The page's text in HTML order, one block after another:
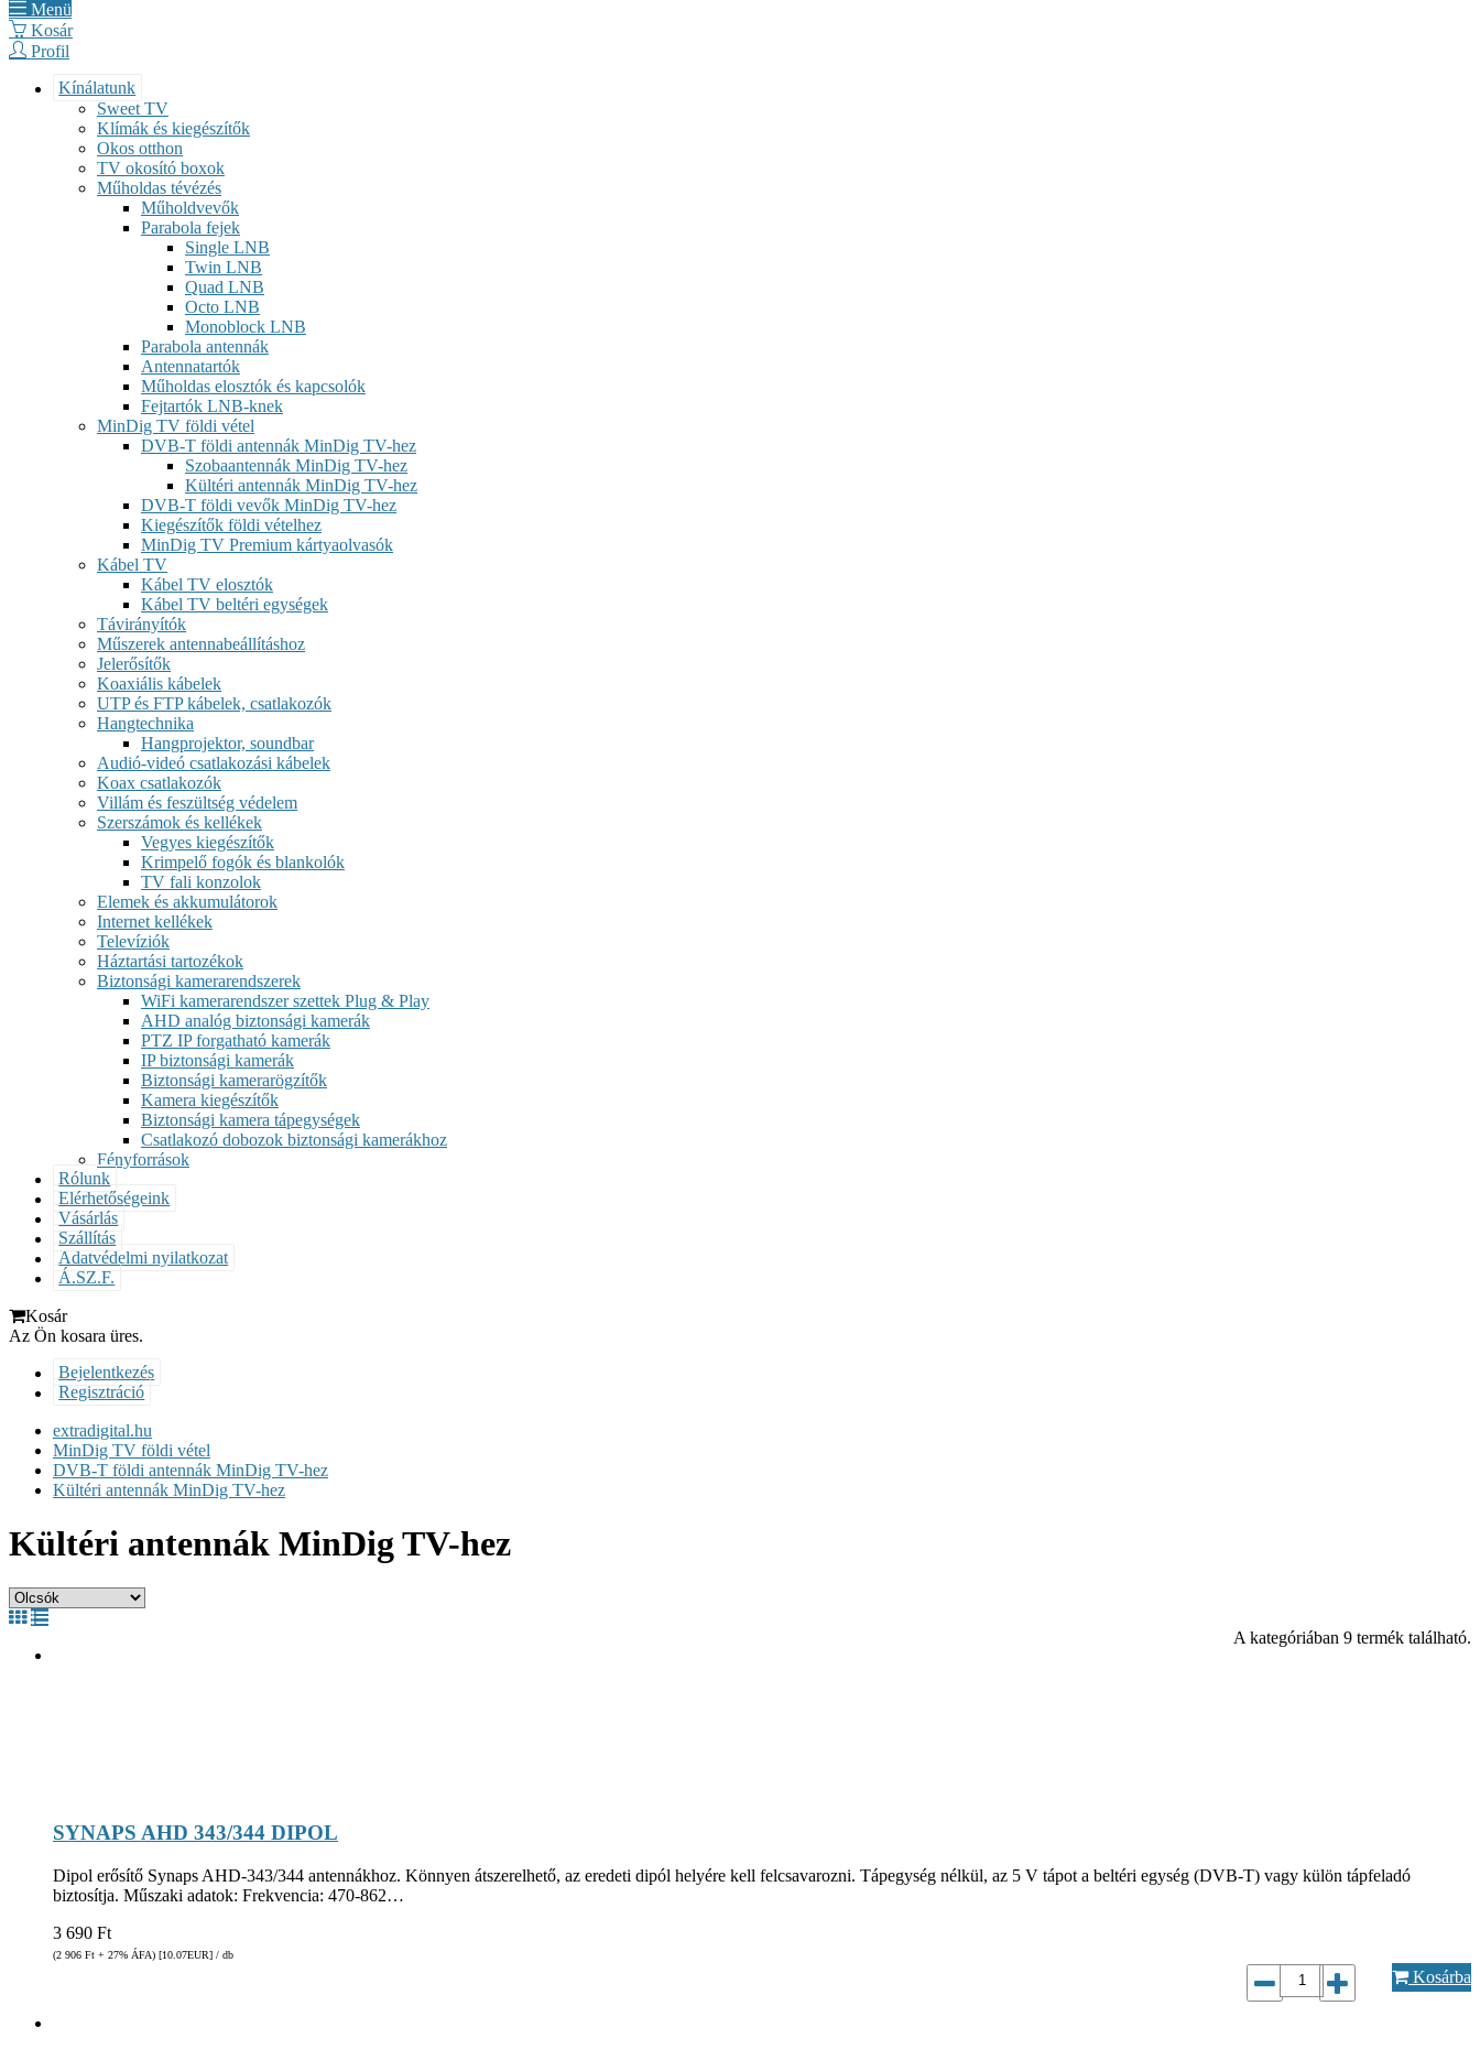
Menü
Kosár
Profil
Kínálatunk
Sweet TV
Klímák és kiegészítők
Okos otthon
TV okosító boxok
Műholdas tévézés
Műholdvevők
Parabola fejek
Single LNB
Twin LNB
Quad LNB
Octo LNB
Monoblock LNB
Parabola antennák
Antennatartók
Műholdas elosztók és kapcsolók
Fejtartók LNB-knek
MinDig TV földi vétel
DVB-T földi antennák MinDig TV-hez
Szobaantennák MinDig TV-hez
Kültéri antennák MinDig TV-hez
DVB-T földi vevők MinDig TV-hez
Kiegészítők földi vételhez
MinDig TV Premium kártyaolvasók
Kábel TV
Kábel TV elosztók
Kábel TV beltéri egységek
Távirányítók
Műszerek antennabeállításhoz
Jelerősítők
Koaxiális kábelek
UTP és FTP kábelek, csatlakozók
Hangtechnika
Hangprojektor, soundbar
Audió-videó csatlakozási kábelek
Koax csatlakozók
Villám és feszültség védelem
Szerszámok és kellékek
Vegyes kiegészítők
Krimpelő fogók és blankolók
TV fali konzolok
Elemek és akkumulátorok
Internet kellékek
Televíziók
Háztartási tartozékok
Biztonsági kamerarendszerek
WiFi kamerarendszer szettek Plug & Play
AHD analóg biztonsági kamerák
PTZ IP forgatható kamerák
IP biztonsági kamerák
Biztonsági kamerarögzítők
Kamera kiegészítők
Biztonsági kamera tápegységek
Csatlakozó dobozok biztonsági kamerákhoz
Fényforrások
Rólunk
Elérhetőségeink
Vásárlás
Szállítás
Adatvédelmi nyilatkozat
Á.SZ.F.
Kosár
Az Ön kosara üres.
Bejelentkezés
Regisztráció
extradigital.hu
MinDig TV földi vétel
DVB-T földi antennák MinDig TV-hez
Kültéri antennák MinDig TV-hez
Kültéri antennák MinDig TV-hez
A kategóriában 9 termék található.
SYNAPS AHD 343/344 DIPOL
Dipol erősítő Synaps AHD-343/344 antennákhoz. Könnyen átszerelhető, az eredeti dipól helyére kell felcsavarozni. Tápegység nélkül, az 5 V tápot a beltéri egység (DVB-T) vagy külön tápfeladó
biztosítja. Műszaki adatok: Frekvencia: 470-862…
3 690 Ft
(2 906 Ft + 27% ÁFA) [10.07EUR] / db
Kosárba